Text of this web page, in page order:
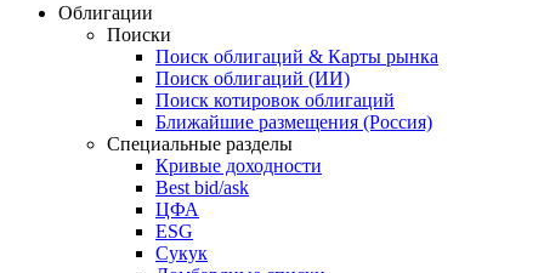
Облигации
Поиски
Поиск облигаций & Карты рынка
Поиск облигаций (ИИ)
Поиск котировок облигаций
Ближайшие размещения (Россия)
Специальные разделы
Кривые доходности
Best bid/ask
ЦФА
ESG
Сукук